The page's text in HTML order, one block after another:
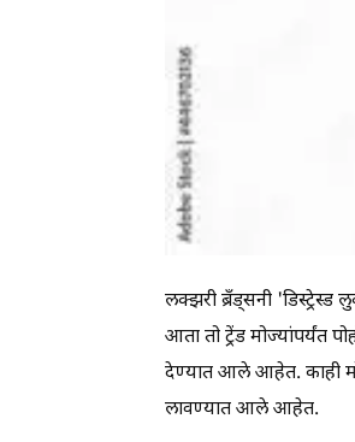
लक्झरी ब्रँड्सनी
आता तो ट्रेंड
देण्यात आले आहेत. काही
लावण्यात आले आहेत.